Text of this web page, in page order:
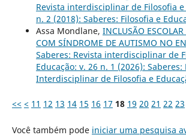
Revista interdisciplinar de Filosofia e
n. 2 (2018): Saberes: Filosofia e
Assa Mondlane, INCLUSÃO
COM SÍNDROME DE AUTISMO NO
Saberes: Revista interdisciplinar de
Educação: v. 26 n. 1 (2026): Saberes:
Interdisciplinar de Filosofia e
<< < 11 12 13 14 15 16 17 18 19 20 21 22 23
Você também pode iniciar uma pesquisa